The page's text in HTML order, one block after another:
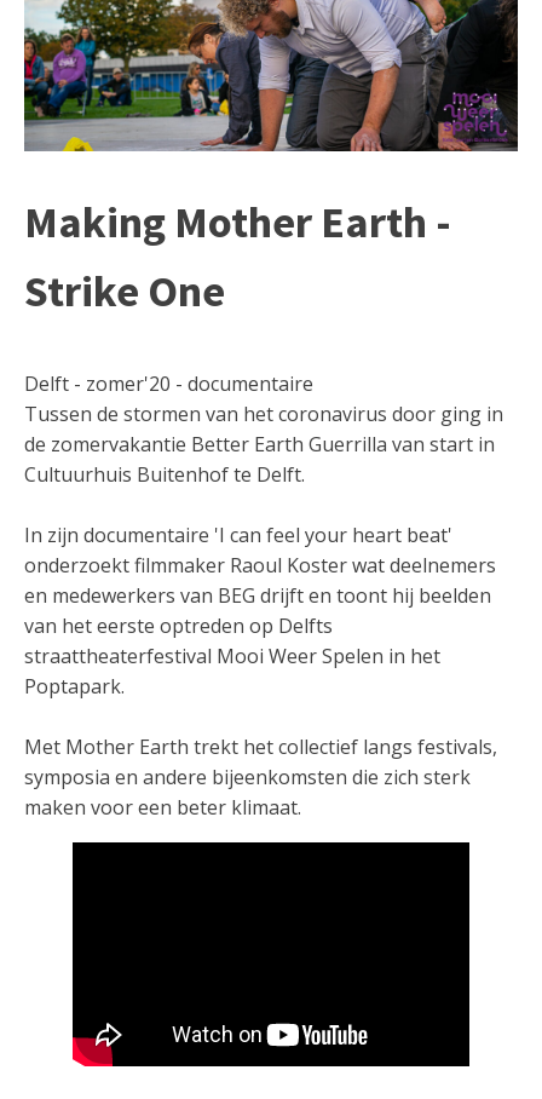
Making Mother Earth -
Strike One
Delft - zomer'20 - documentaire
Tussen de stormen van het coronavirus door ging in
de zomervakantie Better Earth Guerrilla van start in
Cultuurhuis Buitenhof te Delft.
In zijn documentaire 'I can feel your heart beat'
onderzoekt filmmaker Raoul Koster wat deelnemers
en medewerkers van BEG drijft en toont hij beelden
van het eerste optreden op Delfts
straattheaterfestival Mooi Weer Spelen in het
Poptapark.
Met Mother Earth trekt het collectief langs festivals,
symposia en andere bijeenkomsten die zich sterk
maken voor een beter klimaat.